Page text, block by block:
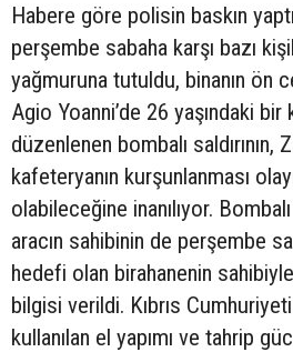
Habere göre polisin baskın
perşembe sabaha karşı bazı
yağmuruna tutuldu, binanın ön
Agio Yoanni’de 26 yaşındaki bir
düzenlenen bombalı saldırının,
kafeteryanın kurşunlanması
olabileceğine inanılıyor.
aracın sahibinin de perşembe
hedefi olan birahanenin
bilgisi verildi. Kıbrıs
kullanılan el yapımı ve tahrip